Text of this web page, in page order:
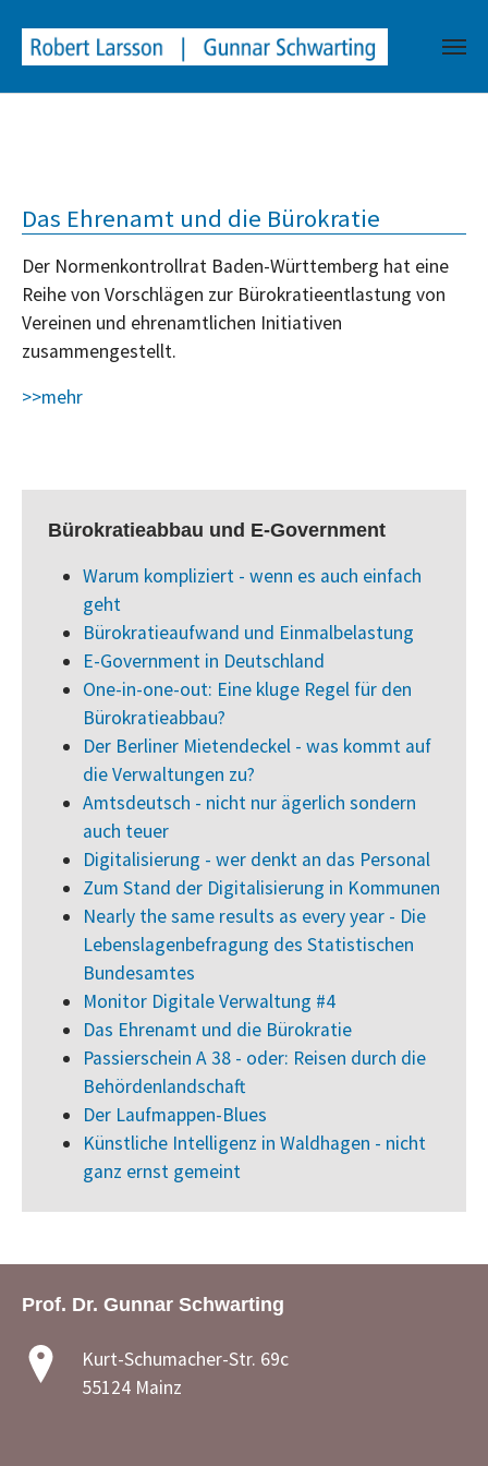
{dataLayer.push(arguments);} gtag('js', new Date());
gtag('config', 'G-L0XBQBETZ5');
Das Ehrenamt und die Bürokratie
Der Normenkontrollrat Baden-Württemberg hat eine
Reihe von Vorschlägen zur Bürokratieentlastung von
Vereinen und ehrenamtlichen Initiativen
zusammengestellt.
>>mehr
Bürokratieabbau und E-Government
Warum kompliziert - wenn es auch einfach
geht
Bürokratieaufwand und Einmalbelastung
E-Government in Deutschland
One-in-one-out: Eine kluge Regel für den
Bürokratieabbau?
Der Berliner Mietendeckel - was kommt auf
die Verwaltungen zu?
Amtsdeutsch - nicht nur ägerlich sondern
auch teuer
Digitalisierung - wer denkt an das Personal
Zum Stand der Digitalisierung in Kommunen
Nearly the same results as every year - Die
Lebenslagenbefragung des Statistischen
Bundesamtes
Monitor Digitale Verwaltung #4
Das Ehrenamt und die Bürokratie
Passierschein A 38 - oder: Reisen durch die
Behördenlandschaft
Der Laufmappen-Blues
Künstliche Intelligenz in Waldhagen - nicht
ganz ernst gemeint
Prof. Dr. Gunnar Schwarting
Kurt-Schumacher-Str. 69c
55124 Mainz